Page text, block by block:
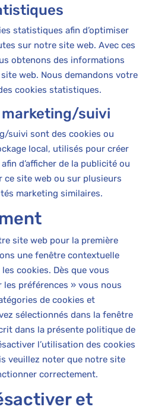
statistiques afin d’optimiser
sur notre site web. Avec ces
obtenons des informations
web. Nous demandons votre
cookies statistiques.
marketing/suivi
suivi sont des cookies ou
local, utilisés pour créer
d’afficher de la publicité ou
ce site web ou sur plusieurs
marketing similaires.
site web pour la première
une fenêtre contextuelle
cookies. Dès que vous
préférences » vous nous
de cookies et
sélectionnés dans la fenêtre
dans la présente politique de
l’utilisation des cookies
veuillez noter que notre site
correctement.
et